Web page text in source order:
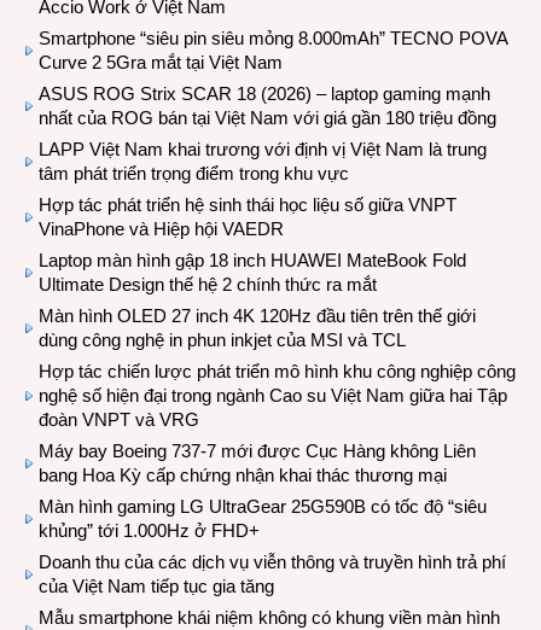
Accio Work ở Việt Nam
Smartphone “siêu pin siêu mỏng 8.000mAh” TECNO POVA
Curve 2 5Gra mắt tại Việt Nam
ASUS ROG Strix SCAR 18 (2026) – laptop gaming mạnh
nhất của ROG bán tại Việt Nam với giá gần 180 triệu đồng
LAPP Việt Nam khai trương với định vị Việt Nam là trung
tâm phát triển trọng điểm trong khu vực
Hợp tác phát triển hệ sinh thái học liệu số giữa VNPT
VinaPhone và Hiệp hội VAEDR
Laptop màn hình gập 18 inch HUAWEI MateBook Fold
Ultimate Design thế hệ 2 chính thức ra mắt
Màn hình OLED 27 inch 4K 120Hz đầu tiên trên thế giới
dùng công nghệ in phun inkjet của MSI và TCL
Hợp tác chiến lược phát triển mô hình khu công nghiệp công
nghệ số hiện đại trong ngành Cao su Việt Nam giữa hai Tập
đoàn VNPT và VRG
Máy bay Boeing 737-7 mới được Cục Hàng không Liên
bang Hoa Kỳ cấp chứng nhận khai thác thương mại
Màn hình gaming LG UltraGear 25G590B có tốc độ “siêu
khủng” tới 1.000Hz ở FHD+
Doanh thu của các dịch vụ viễn thông và truyền hình trả phí
của Việt Nam tiếp tục gia tăng
Mẫu smartphone khái niệm không có khung viền màn hình